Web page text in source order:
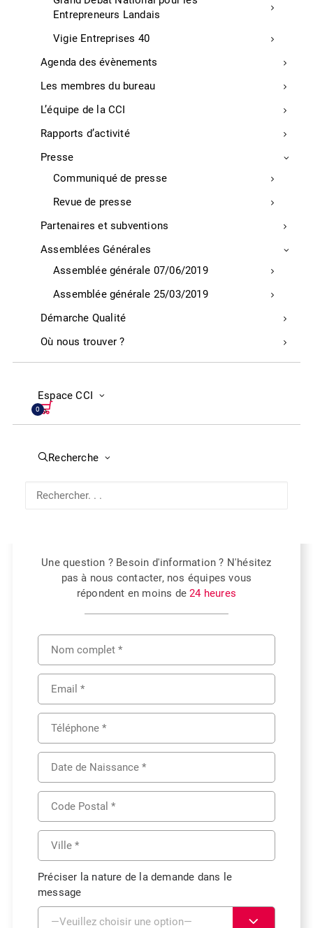
Entrepreneurs Landais
Vigie Entreprises 40
Agenda des évènements
Les membres du bureau
L’équipe de la CCI
Rapports d’activité
Presse
Communiqué de presse
Revue de presse
Partenaires et subventions
Assemblées Générales
Assemblée générale 07/06/2019
Assemblée générale 25/03/2019
Démarche Qualité
Où nous trouver ?
Espace CCI
0
Recherche
Demander un devis
Une question ? Besoin d'information ? N'hésitez
pas à nous contacter, nos équipes vous
répondent en moins de24 heures
Préciser la nature de la demande dans le
message